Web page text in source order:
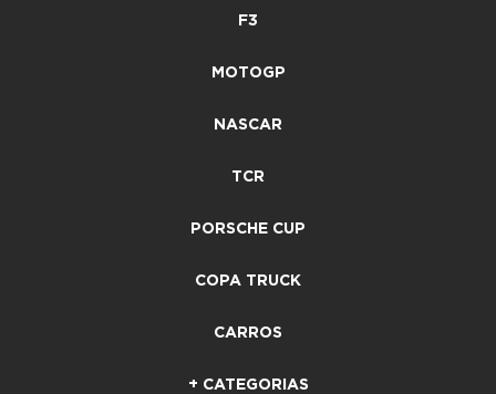
F3
MOTOGP
NASCAR
TCR
PORSCHE CUP
COPA TRUCK
CARROS
+ CATEGORIAS